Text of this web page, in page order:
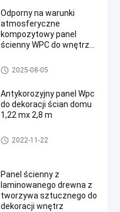
Odporny na warunki
atmosferyczne
kompozytowy panel
ścienny WPC do wnętrz
Panel ścienny WPC
2025-08-05
Antykorozyjny panel Wpc
do dekoracji ścian domu
1,22 mx 2,8 m
Płyta piankowa WPC
2022-11-22
Panel ścienny z
laminowanego drewna z
tworzywa sztucznego do
dekoracji wnętrz